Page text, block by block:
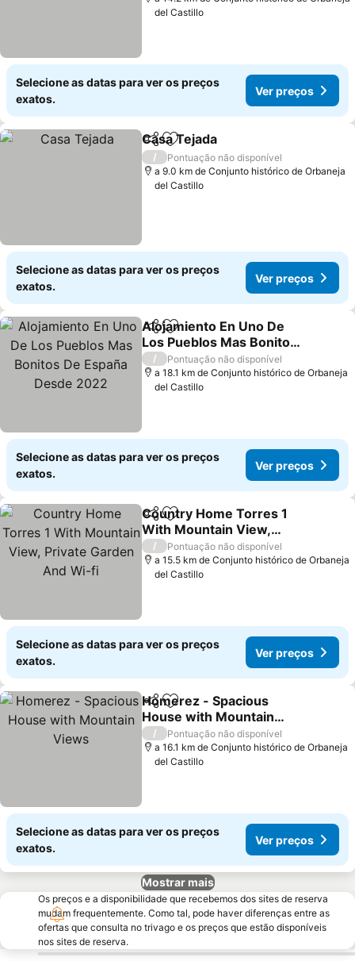
del Castillo
Selecione as datas para ver os preços
exatos.
Ver preços
PartilharAdicionar aos favoritos
Casa Tejada
/
Pontuação não disponível
a 9.0 km de Conjunto histórico de Orbaneja
del Castillo
Selecione as datas para ver os preços
exatos.
Ver preços
PartilharAdicionar aos favoritos
Alojamiento En Uno De
Los Pueblos Mas Bonitos
De España Desde 2022
/
Pontuação não disponível
a 18.1 km de Conjunto histórico de Orbaneja
del Castillo
Selecione as datas para ver os preços
exatos.
Ver preços
PartilharAdicionar aos favoritos
Country Home Torres 1
With Mountain View,
Private Garden And Wi-fi
/
Pontuação não disponível
a 15.5 km de Conjunto histórico de Orbaneja
del Castillo
Selecione as datas para ver os preços
exatos.
Ver preços
PartilharAdicionar aos favoritos
Homerez - Spacious
House with Mountain
Views
/
Pontuação não disponível
a 16.1 km de Conjunto histórico de Orbaneja
del Castillo
Selecione as datas para ver os preços
exatos.
Ver preços
Mostrar mais
Os preços e a disponibilidade que recebemos dos sites de reserva
mudam frequentemente. Como tal, pode haver diferenças entre as
ofertas que consulta no trivago e os preços que estão disponíveis
nos sites de reserva.